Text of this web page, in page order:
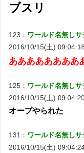
ブスリ
123： ワールド名無し
2016/10/15(土)
ああああああああ
125： ワールド名無し
2016/10/15(土)
オーブやられた
131： ワールド名無し
2016/10/15(土)